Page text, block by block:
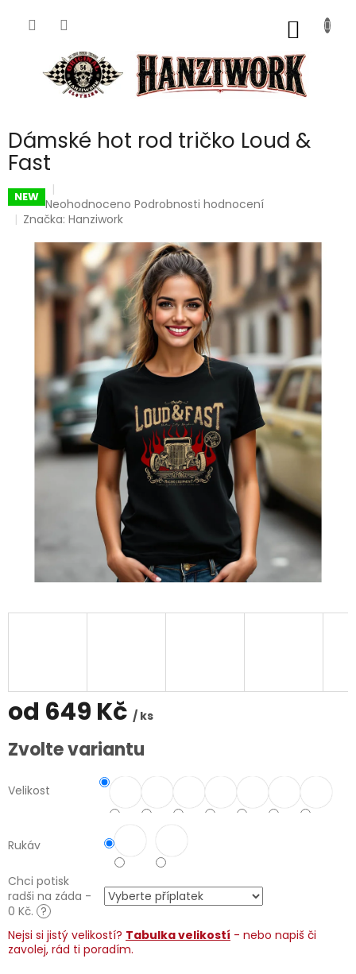
Dámské hot rod tričko Loud &
Fast
NEW Průměrné
hodnocení
je
0,0
z
5
hvězdiček.
Neohodnoceno Podrobnosti hodnocení
Značka:Hanziwork
od 649 Kč / ks
Měrná
cena:
Zvolte variantu
Velikost
Rukáv
Chci potisk
radši na záda -
0 Kč. ?
Nejsi si jistý velikostí? Tabulka velikostí - nebo napiš či
zavolej, rád ti poradím.